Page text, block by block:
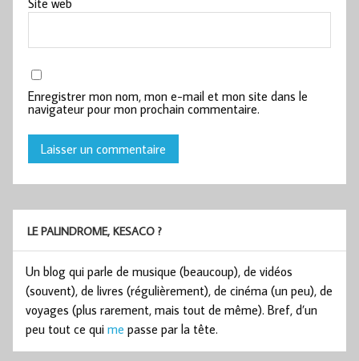
Site web
Enregistrer mon nom, mon e-mail et mon site dans le
navigateur pour mon prochain commentaire.
LE PALINDROME, KESACO ?
Un blog qui parle de musique (beaucoup), de vidéos
(souvent), de livres (régulièrement), de cinéma (un peu), de
voyages (plus rarement, mais tout de même). Bref, d’un
peu tout ce qui me passe par la tête.